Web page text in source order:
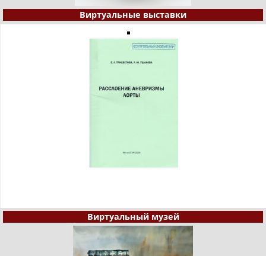
Виртуальные выставки
Виртуальный музей